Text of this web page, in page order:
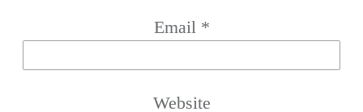
Email *
Website